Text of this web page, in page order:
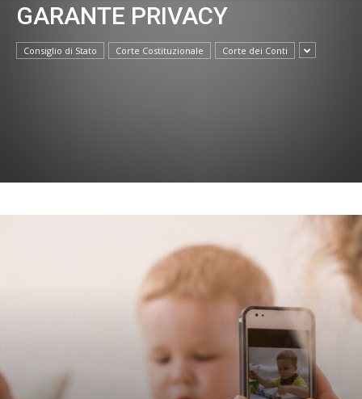
GARANTE PRIVACY
Consiglio di Stato Corte Costituzionale Corte dei Conti